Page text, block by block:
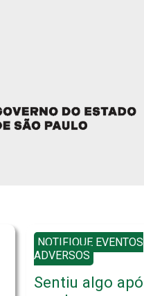
NOTIFIQUE EVENTOS
ADVERSOS
Sentiu algo